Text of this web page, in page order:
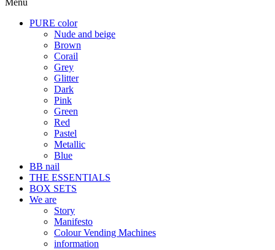
Menu
PURE color
Nude and beige
Brown
Corail
Grey
Glitter
Dark
Pink
Green
Red
Pastel
Metallic
Blue
BB nail
THE ESSENTIALS
BOX SETS
We are
Story
Manifesto
Colour Vending Machines
information